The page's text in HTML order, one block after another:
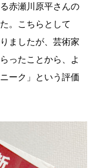
赤瀬川原平さんの
。こちらとして
ましたが、芸術家
ったことから、よ
ーク」という評価